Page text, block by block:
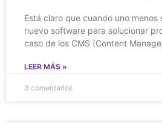
Está claro que cuando uno menos
nuevo software para solucionar
caso de los CMS (Content
LEER MÁS »
3 comentarios